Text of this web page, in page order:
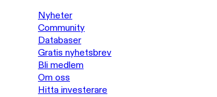
Nyheter
Community
Databaser
Gratis nyhetsbrev
Bli medlem
Om oss
Hitta investerare